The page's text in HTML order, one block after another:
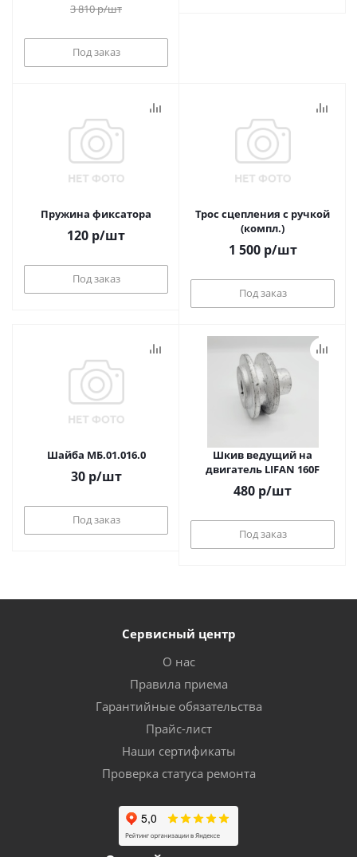
3 810р/шт
Под заказ
Пружина фиксатора
120 р/шт
Под заказ
Трос сцепления с ручкой
(компл.)
1 500р/шт
Под заказ
Шайба МБ.01.016.0
30р/шт
Под заказ
Шкив ведущий на
двигатель LIFAN 160F
480 р/шт
Под заказ
Сервисный центр
О нас
Правила приема
Гарантийные обязательства
Прайс-лист
Наши сертификаты
Проверка статуса ремонта